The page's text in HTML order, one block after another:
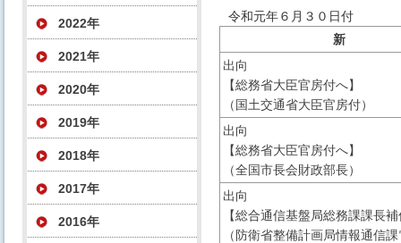
2022年
2021年
2020年
2019年
2018年
2017年
2016年
令和元年６月３０日付
新
出向
【総務省大臣官房付へ】
（国土交通省大臣官房付）
出向
【総務省大臣官房付へ】
（全国市長会財政部長）
出向
【総合通信基盤局総務課課長
（防衛省整備計画局情報通信